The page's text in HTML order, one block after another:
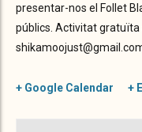
presentar-nos el Follet
públics. Activitat gratuïta
+ Google Calendar +